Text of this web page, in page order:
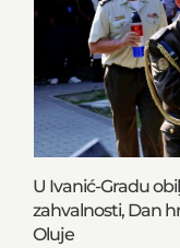
U Ivanić-Gradu
zahvalnosti, Dan
Oluje